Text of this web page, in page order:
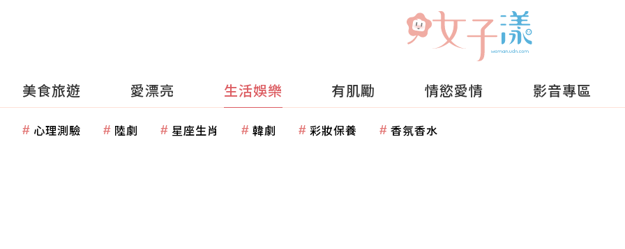
美食旅遊 愛漂亮 生活娛樂 有肌勵 情慾愛情 影音專區
心理測驗 陸劇 星座生肖 韓劇 彩妝保養 香氛香水